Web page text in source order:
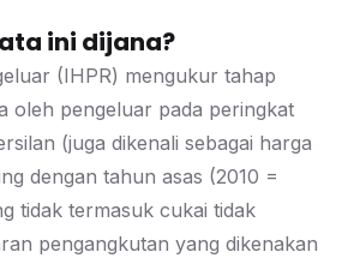
ini dijana?
(IHPR) mengukur tahap
oleh pengeluar pada peringkat
(juga dikenali sebagai harga
dengan tahun asas (2010 =
tidak termasuk cukai tidak
pengangkutan yang dikenakan